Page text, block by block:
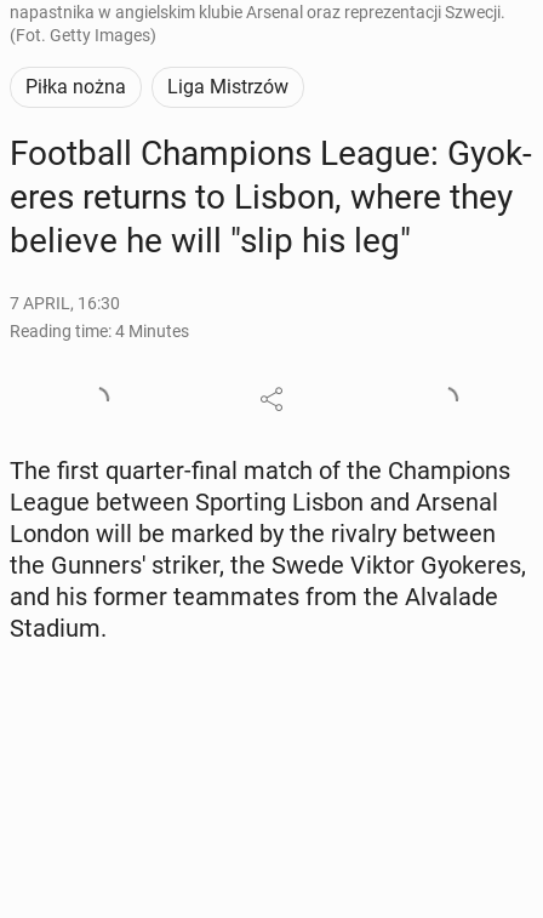
napastnika w angielskim klubie Arsenal oraz reprezentacji Szwecji.
(Fot. Getty Images)
Piłka nożna Liga Mistrzów
Foot­ball Cham­pi­ons League: Gyok­
eres returns to Lisbon, where they
believe he will "slip his leg"
7 APRIL, 16:30
Reading time: 4 Minutes
The first quarter-final match of the Cham­pi­ons
League between Sport­ing Lisbon and Arsenal
London will be marked by the rivalry between
the Gun­ner­s' striker, the Swede Viktor Gyok­eres,
and his former team­mates from the Al­valade
Stadium.